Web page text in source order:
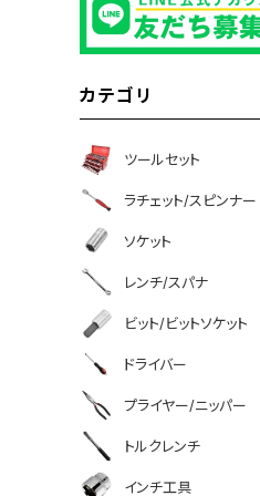
カテゴリ
ツールセット
ラチェット/スピンナー
ソケット
レンチ/スパナ
ビット/ビットソケット
ドライバー
プライヤー/ニッパー
トルクレンチ
インチ工具
facebook
line